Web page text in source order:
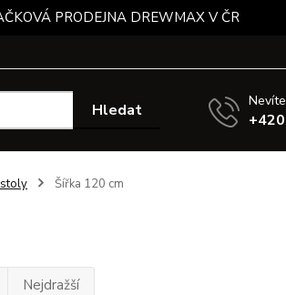
PRODEJNA DREWMAX V ČR
Hledat
Šířka 120 cm
Nejdražší